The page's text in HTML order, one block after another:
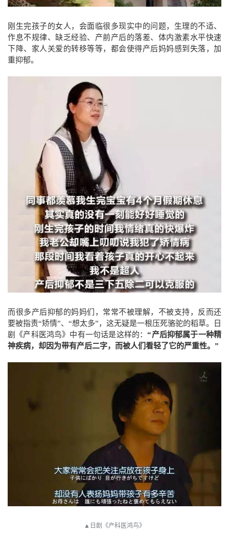
刚生完孩子的女人，会面临很多现实中的问题，生理的不适、
作息不规律、缺乏经验、产前产后的落差、体内激素水平快速
下降、家人关爱的转移等等，都会使得产后妈妈感到失落，加
重抑郁。
而很多产后抑郁的妈妈们，常常不被理解，不被支持，反而还
要被指责“矫情”、“想太多”，这无疑是一根压死骆驼的稻草。日
剧《产科医鸿鸟》中有一句话是这样的：“产后抑郁属于一种精
神疾病，却因为带有产后二字，而被人们看轻了它的严重性。”
▲ 日剧《产科医鸿鸟》